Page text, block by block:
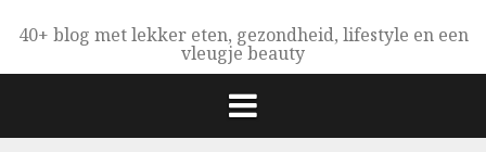
40+ blog met lekker eten, gezondheid, lifestyle en een
vleugje beauty